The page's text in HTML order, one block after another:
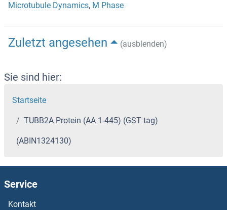
Microtubule Dynamics, M Phase
Zuletzt angesehen (ausblenden)
Sie sind hier:
Startseite
TUBB2A Protein (AA 1-445) (GST tag)
(ABIN1324130)
Service
Kontakt